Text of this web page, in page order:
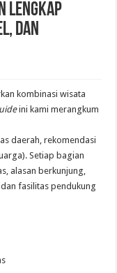
Lengkap
dan
kombinasi wisata
ini kami merangkum
daerah, rekomendasi
Setiap bagian
alasan berkunjung,
fasilitas pendukung